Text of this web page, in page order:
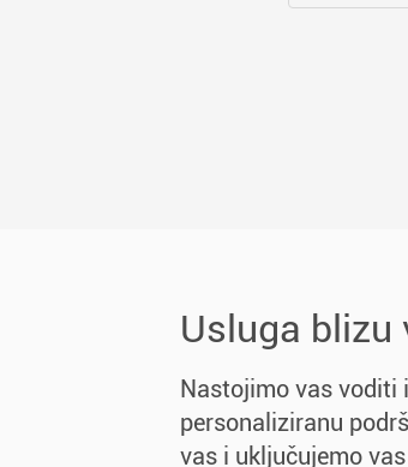
Usluga blizu
Nastojimo vas voditi
personaliziranu
vas i uključujemo